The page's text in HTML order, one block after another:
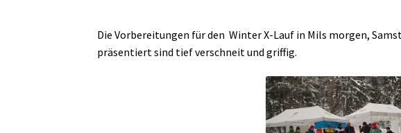
Die Vorbereitungen für den Winter X-Lauf in Mils morgen,
präsentiert sind tief verschneit und griffig.